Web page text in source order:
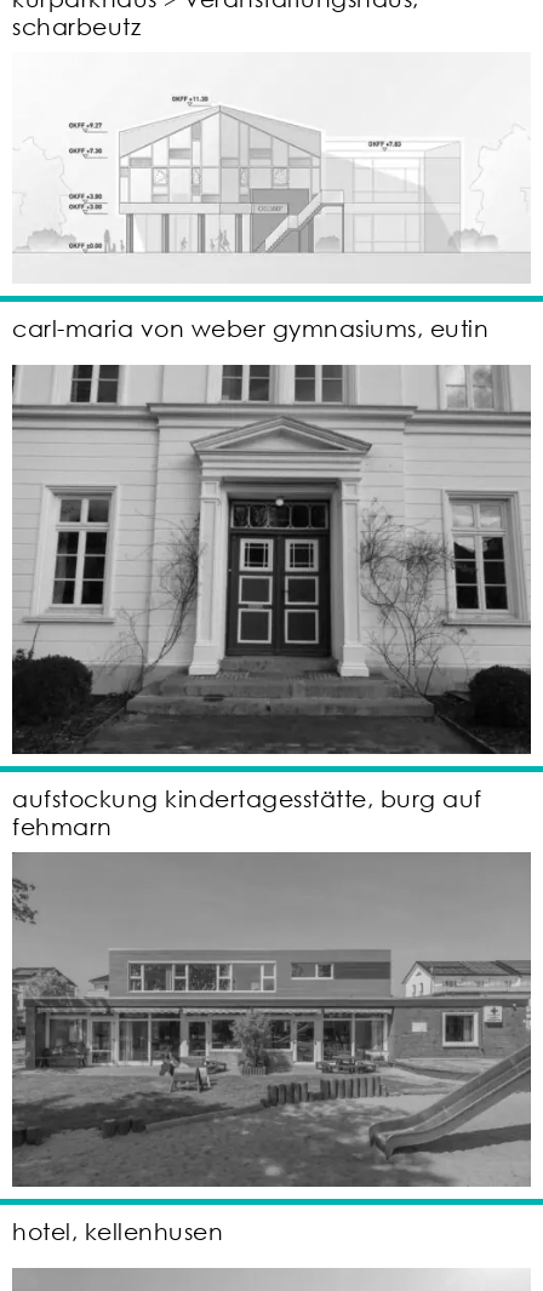
scharbeutz
carl-maria von weber gymnasiums, eutin
aufstockung kindertagesstätte, burg auf
fehmarn
hotel, kellenhusen